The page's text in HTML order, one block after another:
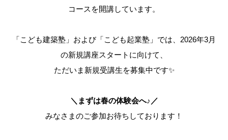
コースを開講しています。
「こども建築塾」および「こども起業塾」では、2026年3月
の新規講座スタートに向けて、
ただいま新規受講生を募集中です✨
＼まずは春の体験会へ♪／
みなさまのご参加お待ちしております！